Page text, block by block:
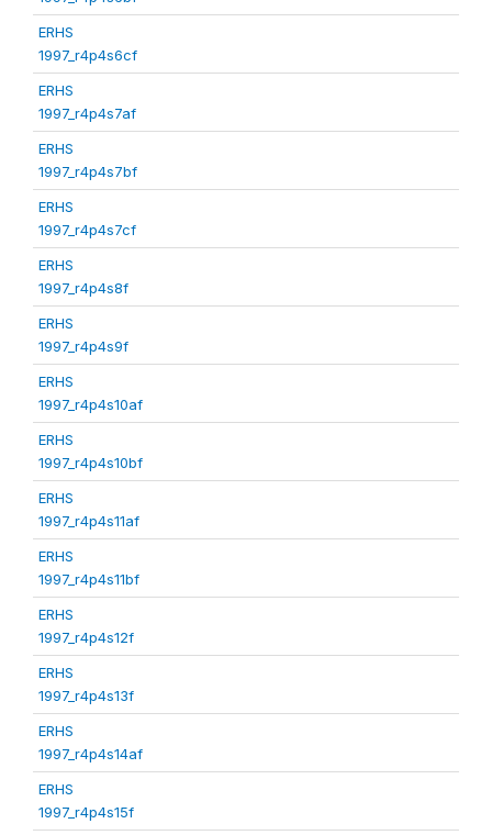
ERHS
1997_r4p4s6cf
ERHS
1997_r4p4s7af
ERHS
1997_r4p4s7bf
ERHS
1997_r4p4s7cf
ERHS
1997_r4p4s8f
ERHS
1997_r4p4s9f
ERHS
1997_r4p4s10af
ERHS
1997_r4p4s10bf
ERHS
1997_r4p4s11af
ERHS
1997_r4p4s11bf
ERHS
1997_r4p4s12f
ERHS
1997_r4p4s13f
ERHS
1997_r4p4s14af
ERHS
1997_r4p4s15f